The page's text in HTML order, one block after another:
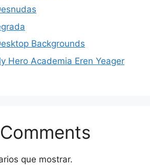
Backgrounds
Hero Academia Eren Yeager
que mostrar.